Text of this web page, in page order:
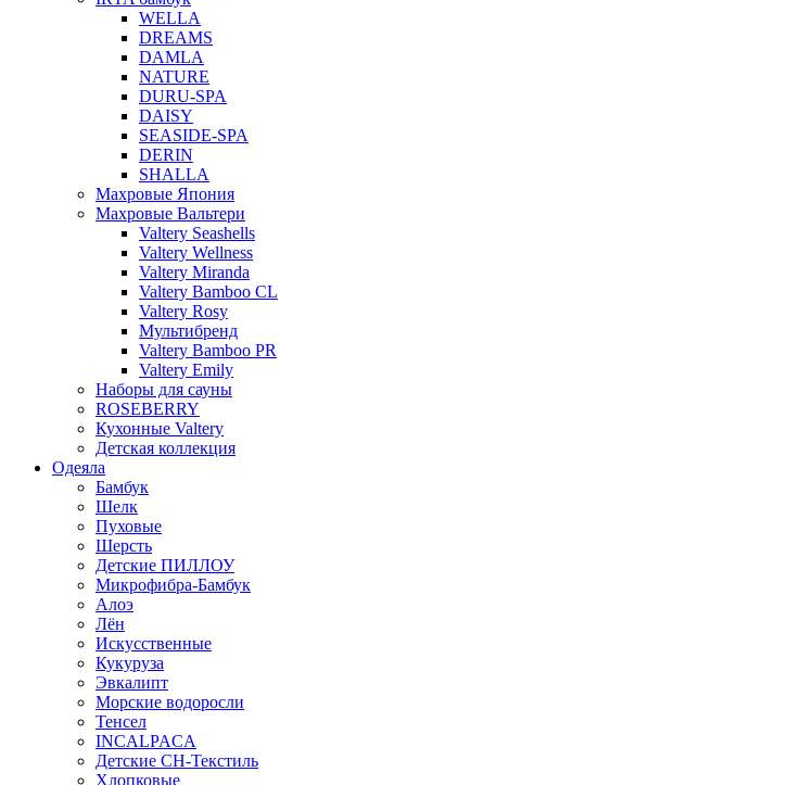
WELLA
DREAMS
DAMLA
NATURE
DURU-SPA
DAISY
SEASIDE-SPA
DERIN
SHALLA
Махровые Япония
Махровые Вальтери
Valtery Seashells
Valtery Wellness
Valtery Miranda
Valtery Bamboo CL
Valtery Rosy
Мультибренд
Valtery Bamboo PR
Valtery Emily
Наборы для сауны
ROSEBERRY
Кухонные Valtery
Детская коллекция
Одеяла
Бамбук
Шелк
Пуховые
Шерсть
Детские ПИЛЛОУ
Микрофибра-Бамбук
Алоэ
Лён
Искусственные
Кукуруза
Эвкалипт
Морские водоросли
Тенсел
INCALPACA
Детские СН-Текстиль
Хлопковые